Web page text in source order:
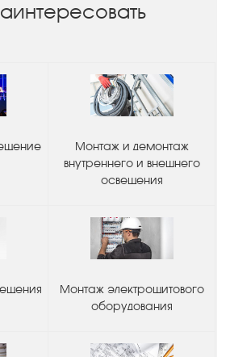
Монтаж и демонтаж
внутреннего и внешнего
освещения
Монтаж электрощитового
оборудования